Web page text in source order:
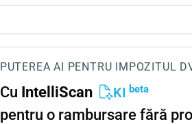
PUTEREA AI PENTRU IMPOZITUL
Cu IntelliScan KI beta
pentru o rambursare fără